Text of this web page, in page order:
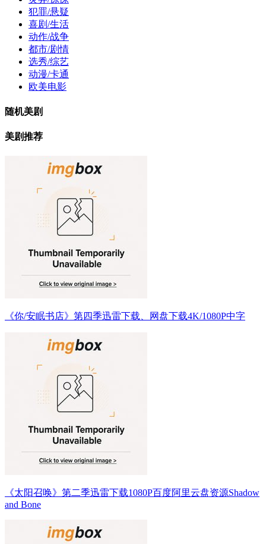
犯罪/悬疑
喜剧/生活
动作/战争
都市/剧情
选秀/综艺
动漫/卡通
欧美电影
随机美剧
美剧推荐
《你/安眠书店》第四季迅雷下载、网盘下载4K/1080P中字
《太阳召唤》第二季迅雷下载1080P百度阿里云盘资源Shadow
and Bone